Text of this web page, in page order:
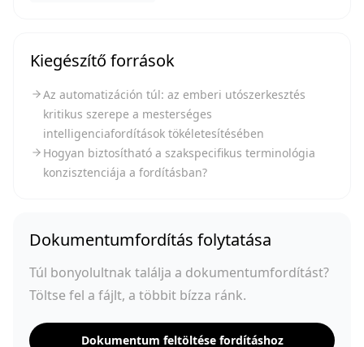
Kiegészítő források
Az automatizáción túl: az emberi utószerkesztés
kritikus szerepe a mesterséges
intelligenciafordítások tökéletesítésében
Hogyan biztosítható a szakspecifikus terminológia
konzisztenciája a fordításban?
Dokumentumfordítás folytatása
Túl bonyolultnak találja a dokumentumfordítást?
Töltse fel a fájlt, a többit bízza ránk.
Dokumentum feltöltése fordításhoz